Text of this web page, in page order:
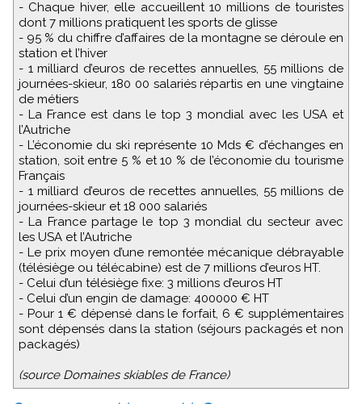
- Chaque hiver, elle accueillent 10 millions de touristes
dont 7 millions pratiquent les sports de glisse
- 95 % du chiffre d’affaires de la montagne se déroule en
station et l’hiver
- 1 milliard d’euros de recettes annuelles, 55 millions de
journées-skieur, 180 00 salariés répartis en une vingtaine
de métiers
- La France est dans le top 3 mondial avec les USA et
l’Autriche
- L’économie du ski représente 10 Mds € d’échanges en
station, soit entre 5 % et 10 % de l’économie du tourisme
Français
- 1 milliard d’euros de recettes annuelles, 55 millions de
journées-skieur et 18 000 salariés
- La France partage le top 3 mondial du secteur avec
les USA et l’Autriche
- Le prix moyen d’une remontée mécanique débrayable
(télésiège ou télécabine) est de 7 millions d’euros HT.
- Celui d’un télésiège fixe: 3 millions d’euros HT
- Celui d’un engin de damage: 400000 € HT
- Pour 1 € dépensé dans le forfait, 6 € supplémentaires
sont dépensés dans la station (séjours packagés et non
packagés)
(source Domaines skiables de France)